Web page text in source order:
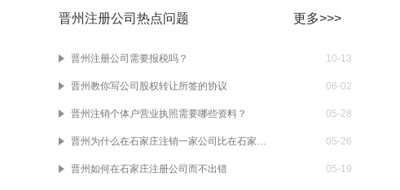
晋州注册公司热点问题 更多>>>
晋州注册公司需要报税吗？ 10-13
晋州教你写公司股权转让所签的协议 06-02
晋州注销个体户营业执照需要哪些资料？ 05-28
晋州为什么在石家庄注销一家公司比在石家庄注册一家公司要贵 05-26
晋州如何在石家庄注册公司而不出错 05-19